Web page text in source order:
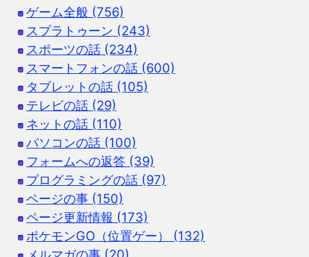
ゲーム全般 (756)
スプラトゥーン (243)
スポーツの話 (234)
スマートフォンの話 (600)
タブレットの話 (105)
テレビの話 (29)
ネットの話 (110)
パソコンの話 (100)
フォームへの返答 (39)
プログラミングの話 (97)
ページの事 (150)
ページ更新情報 (173)
ポケモンGO（位置ゲー） (132)